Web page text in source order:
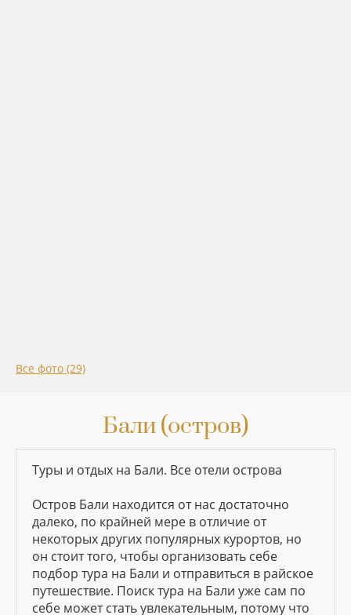
Все фото (29)
Бали (остров)
Туры и отдых на Бали. Все отели острова
Остров Бали находится от нас достаточно
далеко, по крайней мере в отличие от
некоторых других популярных курортов, но
он стоит того, чтобы организовать себе
подбор тура на Бали и отправиться в райское
путешествие. Поиск тура на Бали уже сам по
себе может стать увлекательным, потому что